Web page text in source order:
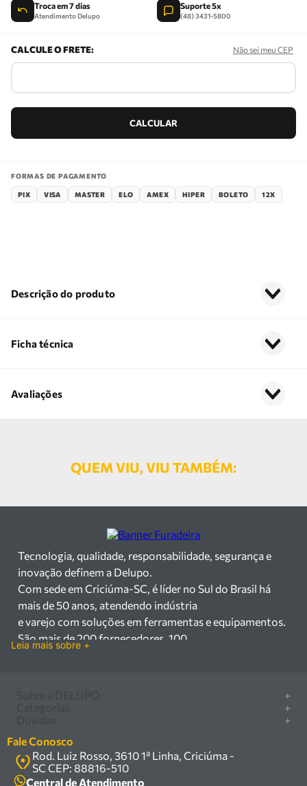
Troca em 7 dias
Atendimento Delupo
Suporte 5x
(48) 3431-5800
Não sei meu CEP
FORMAS DE PAGAMENTO
PIX VISA MASTER ELO AMEX HIPER BOLETO 12X
Descrição do produto
Ficha técnica
Avaliações
QUEM VIU, VIU TAMBÉM:
Tecnologia, qualidade, responsabilidade, segurança e
inovação definem a Delupo.
Com sede em Criciúma-SC, é líder no Sul do Brasil há
mais de 50 anos, atendendo indústria
e varejo com soluções em ferramentas e equipamentos.
São mais de 200 fornecedores, 100
equipamentos industriais no Sul do Brasil. Com sede em
Criciúma – SC, atendemos os
setores industrial e varejista com um amplo portfólio de
produtos à pronta entrega.
Leia mais sobre +
+
Marcas
Política de privacidade
Política de entrega
+
Serra circular
Compressor
Caixa Organizadora
+
Como comprar
Central de ajuda
Troca, devolução e garantia
Fale Conosco
Rod. Luiz Rosso, 3610 1ª Linha, Criciúma -
SC CEP: 88816-510
Central de Atendimento